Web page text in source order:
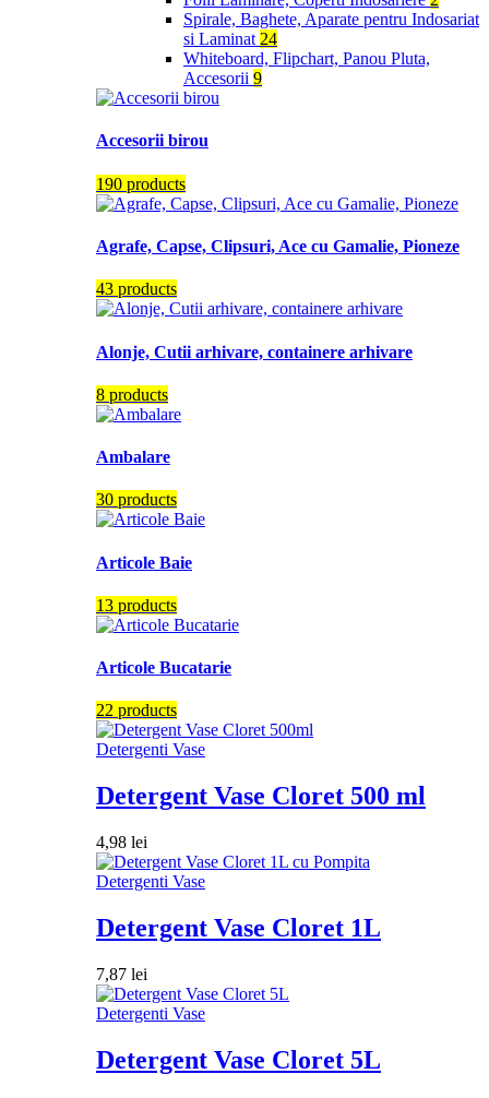
Spirale, Baghete, Aparate pentru Indosariat
si Laminat 24
Whiteboard, Flipchart, Panou Pluta,
Accesorii 9
Accesorii birou
190 products
Agrafe, Capse, Clipsuri, Ace cu Gamalie, Pioneze
43 products
Alonje, Cutii arhivare, containere arhivare
8 products
Ambalare
30 products
Articole Baie
13 products
Articole Bucatarie
22 products
Detergenti Vase
Detergent Vase Cloret 500 ml
4,98 lei
Detergenti Vase
Detergent Vase Cloret 1L
7,87 lei
Detergenti Vase
Detergent Vase Cloret 5L